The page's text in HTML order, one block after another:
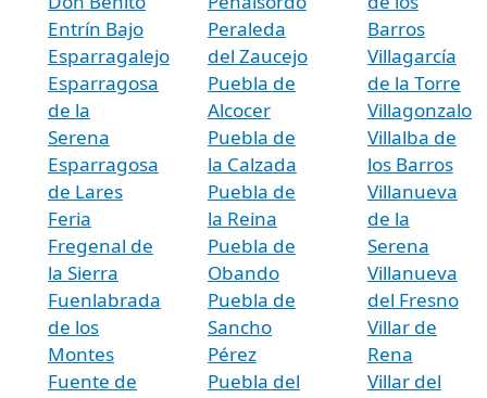
Entrín Bajo
Esparragalejo
Esparragosa
de la
Serena
Esparragosa
de Lares
Feria
Fregenal de
la Sierra
Fuenlabrada
de los
Montes
Fuente de
Peraleda
del Zaucejo
Puebla de
Alcocer
Puebla de
la Calzada
Puebla de
la Reina
Puebla de
Obando
Puebla de
Sancho
Pérez
Puebla del
Barros
Villagarcía
de la Torre
Villagonzalo
Villalba de
los Barros
Villanueva
de la
Serena
Villanueva
del Fresno
Villar de
Rena
Villar del